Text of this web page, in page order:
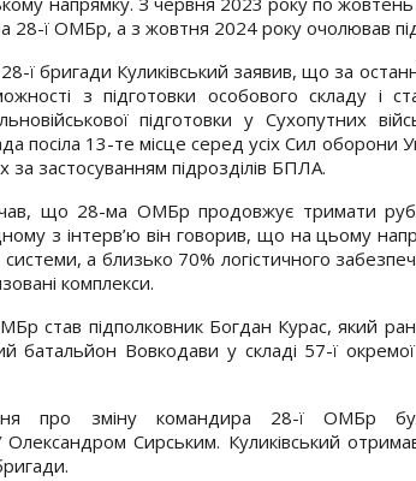
28-ї ОМБр, а з жовтня 2024 року очолював
ї бригади Куликівський заявив, що за
з підготовки особового складу і
підготовки у Сухопутних
посіла 13-те місце серед усіх Сил оборони
за застосуванням підрозділів БПЛА.
що 28-ма ОМБр продовжує тримати
з інтерв’ю⁠ він говорив, що на цьому
системи, а близько 70% логістичного
комплекси.
став підполковник Богдан Курас, який
батальйон Вовкодави у складі 57-ї окремої
про зміну командира 28-ї ОМБр
Сирським. Куликівський